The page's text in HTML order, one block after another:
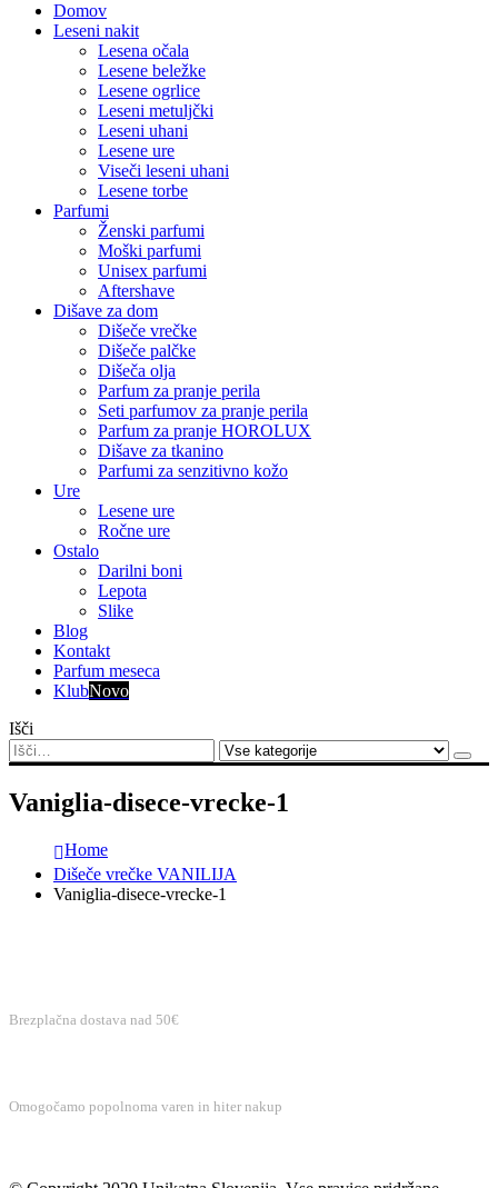
Domov
Leseni nakit
Lesena očala
Lesene beležke
Lesene ogrlice
Leseni metuljčki
Leseni uhani
Lesene ure
Viseči leseni uhani
Lesene torbe
Parfumi
Ženski parfumi
Moški parfumi
Unisex parfumi
Aftershave
Dišave za dom
Dišeče vrečke
Dišeče palčke
Dišeča olja
Parfum za pranje perila
Seti parfumov za pranje perila
Parfum za pranje HOROLUX
Dišave za tkanino
Parfumi za senzitivno kožo
Ure
Lesene ure
Ročne ure
Ostalo
Darilni boni
Lepota
Slike
Blog
Kontakt
Parfum meseca
KlubNovo
Išči
Vaniglia-disece-vrecke-1
Home
Dišeče vrečke VANILIJA
Vaniglia-disece-vrecke-1
Brezplačna dostava nad 50€
Omogočamo popolnoma varen in hiter nakup